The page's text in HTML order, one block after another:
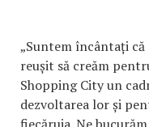
„Suntem încântați
reușit să creăm
Shopping City un
dezvoltarea lor și